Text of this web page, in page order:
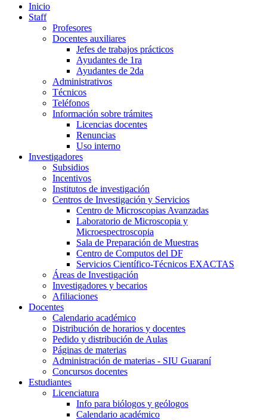
Inicio
Staff
Profesores
Docentes auxiliares
Jefes de trabajos prácticos
Ayudantes de 1ra
Ayudantes de 2da
Administrativos
Técnicos
Teléfonos
Información sobre trámites
Licencias docentes
Renuncias
Uso interno
Investigadores
Subsidios
Incentivos
Institutos de investigación
Centros de Investigación y Servicios
Centro de Microscopias Avanzadas
Laboratorio de Microscopia y
Microespectroscopia
Sala de Preparación de Muestras
Centro de Computos del DF
Servicios Científico-Técnicos EXACTAS
Áreas de Investigación
Investigadores y becarios
Afiliaciones
Docentes
Calendario académico
Distribución de horarios y docentes
Pedido y distribución de Aulas
Páginas de materias
Administración de materias - SIU Guaraní
Concursos docentes
Estudiantes
Licenciatura
Info para biólogos y geólogos
Calendario académico